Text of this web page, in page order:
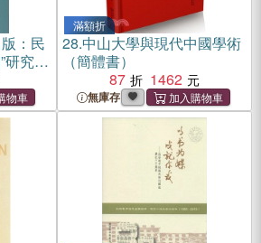
：民
研究
滿額折
28.中山大學與現代中國學術
（簡體書）
87
1462
無庫存